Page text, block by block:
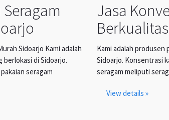
Sidoarjo Kami adalah
berlokasi di Sidoarjo.
seragam
Jasa
Kami adalah produsen
Sidoarjo. Konsentrasi
seragam meliputi
View details »